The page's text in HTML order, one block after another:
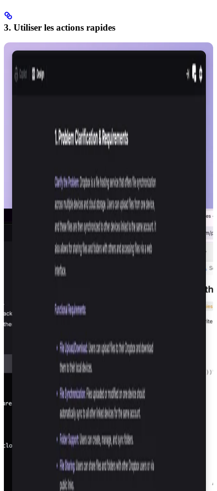
3. Utiliser les actions rapides